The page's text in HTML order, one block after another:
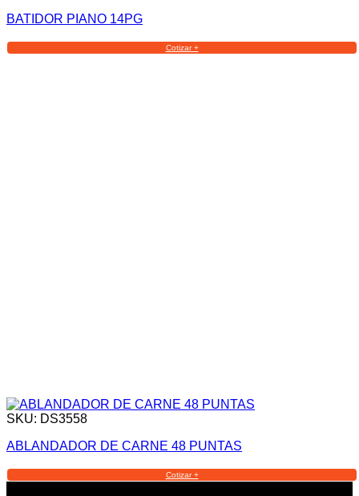
BATIDOR PIANO 14PG
Cotizar +
SKU: DS3558
ABLANDADOR DE CARNE 48 PUNTAS
Cotizar +